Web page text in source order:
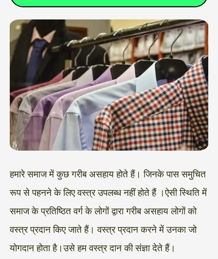
हमारे समाज में कुछ गरीब असहाय होते हैं। जिनके पास समुचित
रूप से पहनने के लिए वस्त्र उपलब्ध नहीं होते हैं ।ऐसी स्थिति में
समाज के प्रतिष्ठित वर्ग के लोगों द्वारा गरीब असहाय लोगों को
वस्त्र प्रदान किए जाते हैं। वस्त्र प्रदान करने में उनका जो
योगदान होता है।उसे हम वस्त्र दान की संज्ञा देते हैं।